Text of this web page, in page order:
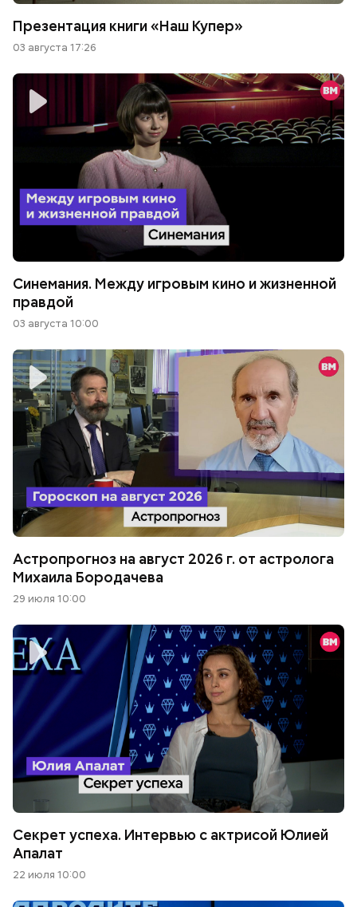
Презентация книги «Наш Купер»
03 августа 17:26
Синемания. Между игровым кино и жизненной
правдой
03 августа 10:00
Астропрогноз на август 2026 г. от астролога
Михаила Бородачева
29 июля 10:00
Секрет успеха. Интервью с актрисой Юлией
Апалат
22 июля 10:00